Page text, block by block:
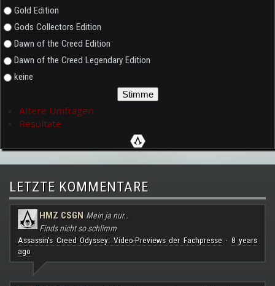
Gold Edition
Gods Collectors Edition
Dawn of the Creed Edition
Dawn of the Creed Legendary Edition
keine
Ältere Umfragen
Resultate
LETZTE KOMMENTARE
HMZ CSGN Mein ja nur..
Finds nicht so schlimm
Assassin's Creed Odyssey: Video-Previews der Fachpresse· 8 years
ago